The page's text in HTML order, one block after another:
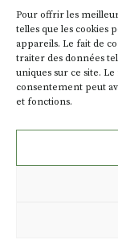
Pour offrir les
telles que les cookies
appareils. Le fait de
traiter des données
uniques sur ce site.
consentement peut
et fonctions.